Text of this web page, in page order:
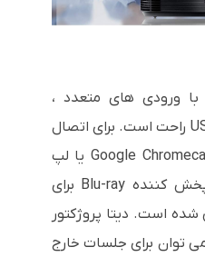
با ورودی های متعدد ،
بلندگوی داخلی و پورت USB راحت است. برای اتصال
دانگل های HDMI به Google Chromecast یا لپ
تاپ ، رایانه شخصی یا پخش کننده Blu-ray برای
است. دیتا پروژکتور
توان برای جلسات خارج